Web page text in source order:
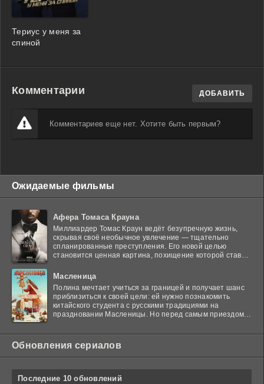
Териус у меня за
спиной
Комментарии ДОБАВИТЬ
Комментариев еще нет. Хотите быть первым?
Ожидаемые фильмы
Афера Томаса Крауна
Миллиардер Томас Краун ведёт безупречную жизнь,
скрывая своё необычное увлечение — тщательно
спланированные преступления. Его новой целью
становится ценная картина, похищение которой ставит
Масленица
Полина мечтает учиться за границей и получает шанс
приблизиться к своей цели: ей нужно познакомить
китайского студента с русскими традициями на
праздновании Масленицы. Но перед самым приездом
Обновления сериалов
Последние 10 обновлений